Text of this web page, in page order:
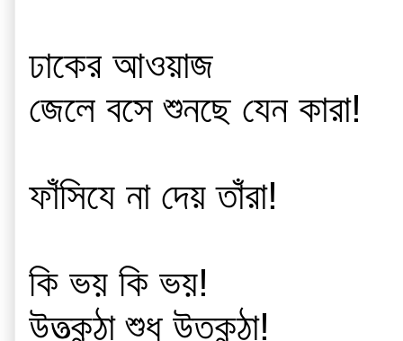
ঢাকের আওয়াজ
জেলে বসে শুনছে যেন কারা!
ফাঁসিযে না দেয় তাঁরা!
কি ভয় কি ভয়!
উত্ত্কন্ঠা শুধু উত্কন্ঠা!